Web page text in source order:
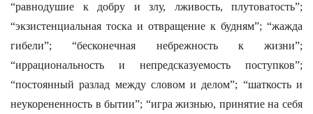
“равнодушие к добру и злу, лживость, плутоватость”;
“экзистенциальная тоска и отвращение к будням”; “жажда
гибели”; “бесконечная небрежность к жизни”;
“иррациональность и непредсказуемость поступков”;
“постоянный разлад между словом и делом”; “шаткость и
неукорененность в бытии”; “игра жизнью, принятие на себя